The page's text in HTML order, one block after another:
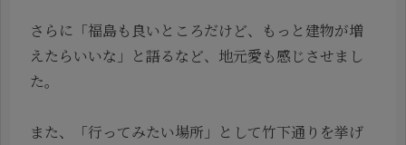
さらに「福島も良いところだけど、もっと建物が増
えたらいいな」と語るなど、地元愛も感じさせまし
た。
また、「行ってみたい場所」として竹下通りを挙げ